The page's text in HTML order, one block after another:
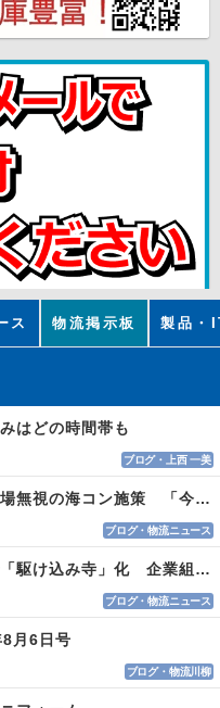
ス 物流掲示板 製品・
はどの時間帯も
ブログ・上西 一美
違う違うそれじゃない 現場無視の海コン施策 「今でも平均２～３時間は待つ」
ブログ・物流ニュース
白ナンバートラック規制で「駆け込み寺」化 企業組合が入会基準を見直しへ
ブログ・物流ニュース
月6日号
ブログ・物流川柳